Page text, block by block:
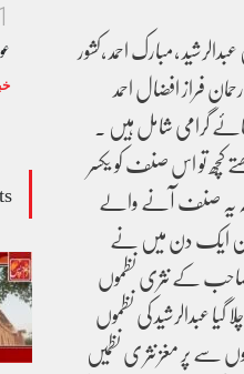
،مبارک احمد ،کشور
فراز افضال احمد
گرامی شامل ہیں ۔
تو اس صنف کو یکسر
کہ یہ صنف آنے والے
ایک دن میں نے
کے نثری نظموں
عبدالرشید کی نظموں
سے پر مغز نثر ی نظمیں
1